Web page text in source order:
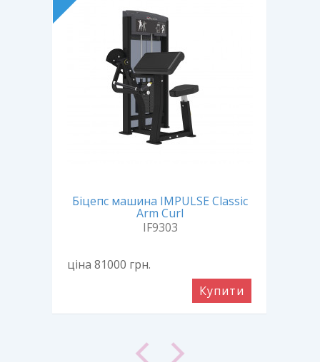
Біцепс машина IMPULSE Classic
Arm Curl
IF9303
ціна 81000 грн.
Купити